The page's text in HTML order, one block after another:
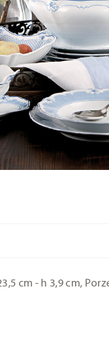
cm - h 3,9 cm,